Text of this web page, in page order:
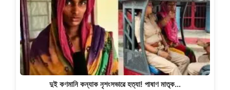
দুই কণমানি কন্যাক নৃশংসভাৱে হত্যা! পাষাণ মাতৃক…